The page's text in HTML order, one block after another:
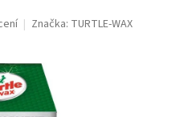
Značka: TURTLE-WAX